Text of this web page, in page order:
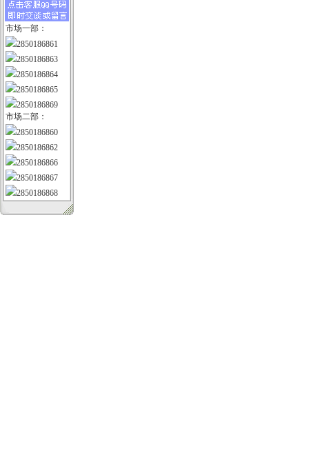
市场一部：
2850186861
2850186863
2850186864
2850186865
2850186869
市场二部：
2850186860
2850186862
2850186866
2850186867
2850186868